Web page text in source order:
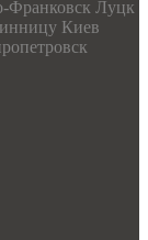
Франковск Луцк
Киев